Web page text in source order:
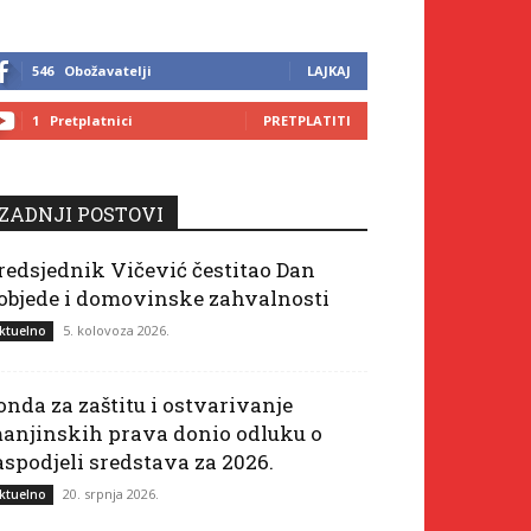
546 Obožavatelji LAJKAJ
1 Pretplatnici PRETPLATITI
ZADNJI POSTOVI
Vičević čestitao Dan
i domovinske zahvalnosti
5. kolovoza 2026.
za zaštitu i ostvarivanje
prava donio odluku o
sredstava za 2026.
20. srpnja 2026.